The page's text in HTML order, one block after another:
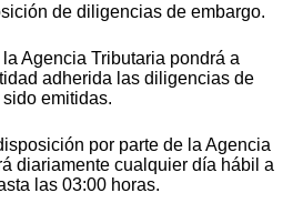
de diligencias de embargo.
Agencia Tributaria pondrá a
adherida las diligencias de
emitidas.
por parte de la Agencia
diariamente cualquier día hábil a
las 03:00 horas.